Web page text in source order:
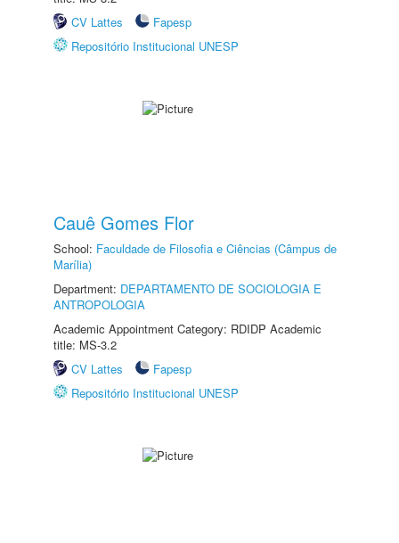
CV Lattes
Fapesp
Repositório Institucional UNESP
Cauê Gomes Flor
School: Faculdade de Filosofia e Ciências (Câmpus de
Marília)
Department: DEPARTAMENTO DE SOCIOLOGIA E
ANTROPOLOGIA
Academic Appointment Category: RDIDP Academic
title: MS-3.2
CV Lattes
Fapesp
Repositório Institucional UNESP